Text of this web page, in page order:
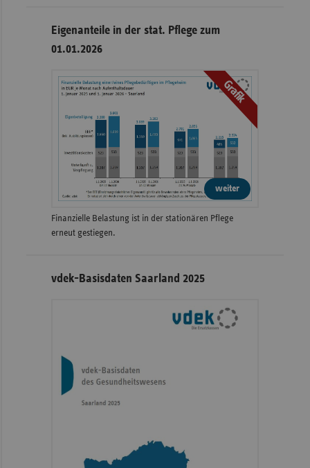
Eigenanteile in der stat. Pflege zum
01.01.2026
Grafik
weiter
Finanzielle Belastung ist in der stationären Pflege
erneut gestiegen.
vdek-Basisdaten Saarland 2025